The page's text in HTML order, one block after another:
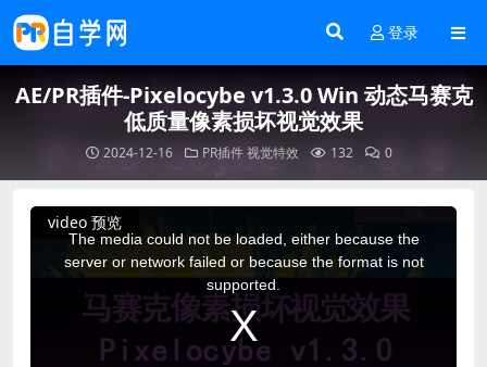
登录
AE/PR插件-Pixelocybe v1.3.0 Win 动态马赛克
低质量像素损坏视觉效果
2024-12-16 PR插件视觉特效 132 0
video 预览
This
The media could not be loaded, either because the
server or network failed or because the format is not
supported.